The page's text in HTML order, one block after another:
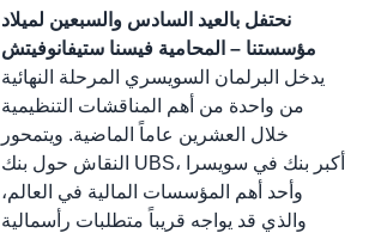
نحتفل بالعيد السادس والسبعين لميلاد
مؤسستنا – المحامية فيسنا ستيفانوفيتش
يدخل البرلمان السويسري المرحلة النهائية
من واحدة من أهم المناقشات التنظيمية
خلال العشرين عاماً الماضية. ويتمحور
النقاش حول بنك UBS، أكبر بنك في سويسرا
وأحد أهم المؤسسات المالية في العالم،
والذي قد يواجه قريباً متطلبات رأسمالية